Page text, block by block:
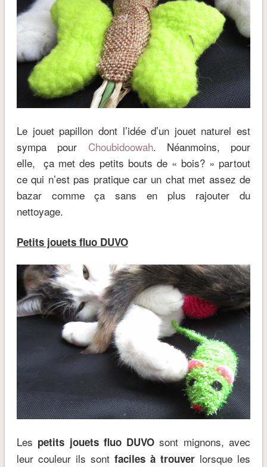
Le jouet papillon dont l’idée d’un jouet naturel est
sympa pour Choubidoowah. Néanmoins, pour
elle, ça met des petits bouts de « bois? » partout
ce qui n’est pas pratique car un chat met assez de
bazar comme ça sans en plus rajouter du
nettoyage.
Petits jouets fluo DUVO
Les petits jouets fluo DUVO sont mignons, avec
leur couleur ils sont faciles à trouver lorsque les